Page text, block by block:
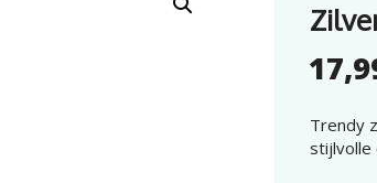
Trendy
stijlvolle